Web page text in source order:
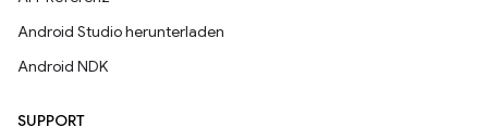
Android Studio herunterladen
Android NDK
SUPPORT